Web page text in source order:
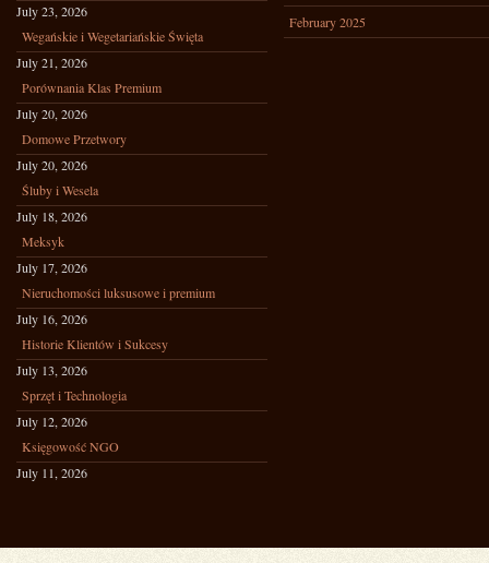
July 23, 2026
Wegańskie i Wegetariańskie Święta
July 21, 2026
Porównania Klas Premium
July 20, 2026
Domowe Przetwory
July 20, 2026
Śluby i Wesela
July 18, 2026
Meksyk
July 17, 2026
Nieruchomości luksusowe i premium
July 16, 2026
Historie Klientów i Sukcesy
July 13, 2026
Sprzęt i Technologia
July 12, 2026
Księgowość NGO
July 11, 2026
February 2025